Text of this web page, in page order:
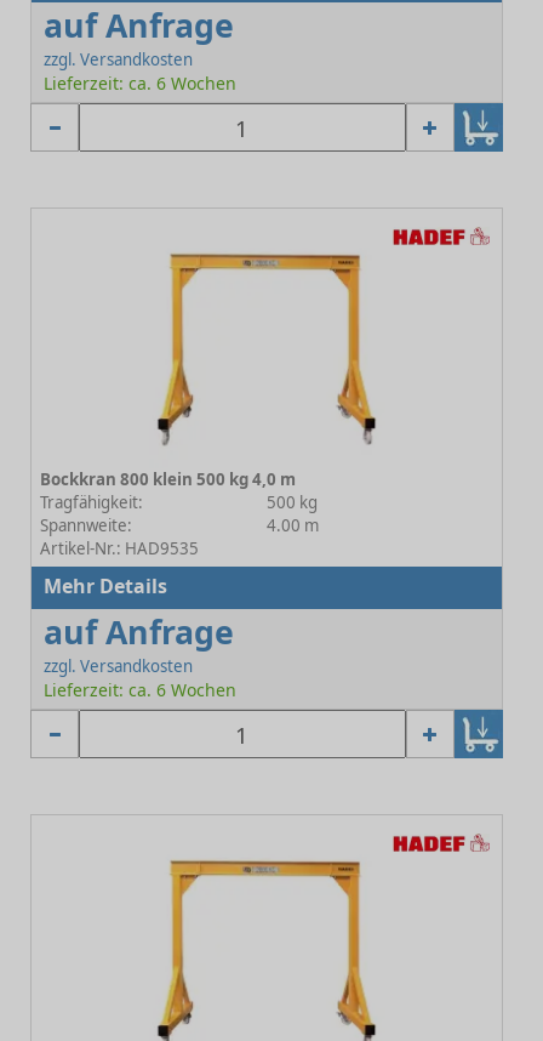
auf Anfrage
zzgl. Versandkosten
Lieferzeit: ca. 6 Wochen
Bockkran 800 klein 500 kg 4,0 m
Tragfähigkeit:
500 kg
Spannweite:
4.00 m
Artikel-Nr.: HAD9535
Mehr Details
auf Anfrage
zzgl. Versandkosten
Lieferzeit: ca. 6 Wochen